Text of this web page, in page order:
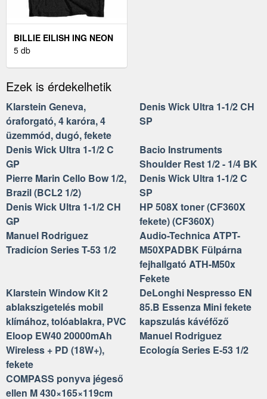
BILLIE EILISH ING NEON
LOGO UNISEX BLACK M
5 db
Ezek is érdekelhetik
Klarstein Geneva,
óraforgató, 4 karóra, 4
üzemmód, dugó, fekete
Denis Wick Ultra 1-1/2 CH
SP
Denis Wick Ultra 1-1/2 C
GP
Bacio Instruments
Shoulder Rest 1/2 - 1/4 BK
Pierre Marin Cello Bow 1/2,
Brazil (BCL2 1/2)
Denis Wick Ultra 1-1/2 C
SP
Denis Wick Ultra 1-1/2 CH
GP
HP 508X toner (CF360X
fekete) (CF360X)
Manuel Rodriguez
Tradicíon Series T-53 1/2
Audio-Technica ATPT-
M50XPADBK Fülpárna
fejhallgató ATH-M50x
Fekete
Klarstein Window Kit 2
ablakszigetelés mobil
klímához, tolóablakra, PVC
DeLonghi Nespresso EN
85.B Essenza Mini fekete
kapszulás kávéfőző
Eloop EW40 20000mAh
Wireless + PD (18W+),
fekete
Manuel Rodriguez
Ecología Series E-53 1/2
COMPASS ponyva jégeső
ellen M 430×165×119cm